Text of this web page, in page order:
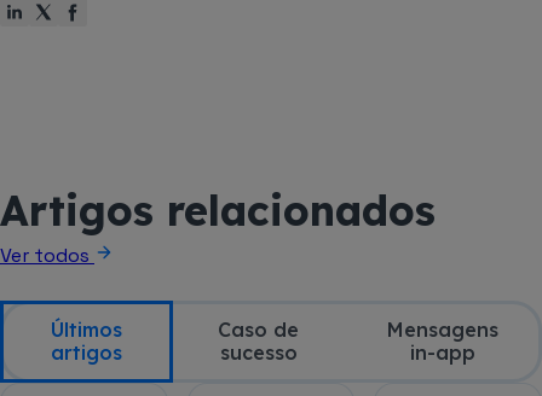
Artigos relacionados
Ver todos
Últimos
artigos
Caso de
sucesso
Mensagens
in-app